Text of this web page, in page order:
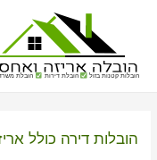
הובלות קטנות בזול הובלת דירות הובלת
הובלות דירה כולל